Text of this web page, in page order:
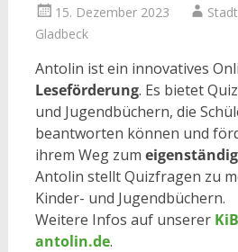
15. Dezember 2023
Gladbeck
Antolin ist ein innovatives
Leseförderung. Es bietet
und Jugendbüchern, die
beantworten können und
ihrem Weg zum
Antolin stellt Quizfragen zu
Kinder- und Jugendbüchern.
Weitere Infos auf unserer
antolin.de.